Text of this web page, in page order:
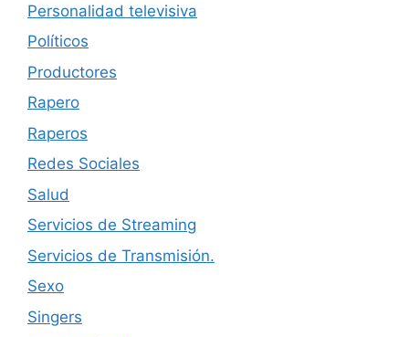
Personalidad televisiva
Políticos
Productores
Rapero
Raperos
Redes Sociales
Salud
Servicios de Streaming
Servicios de Transmisión.
Sexo
Singers